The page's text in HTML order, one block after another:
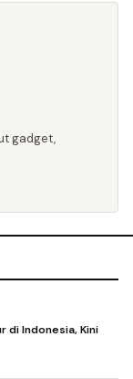
gadget,
di Indonesia, Kini